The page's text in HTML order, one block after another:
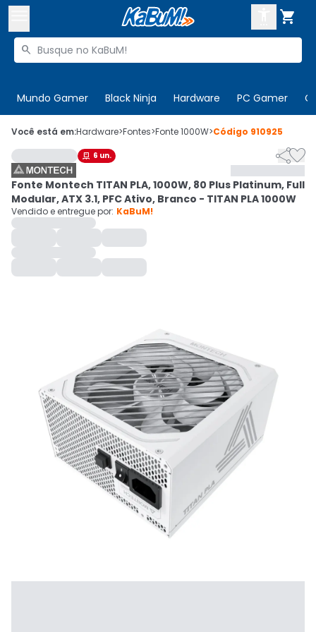

Buscar produtos

Mundo Gamer Black Ninja Hardware PC Gamer
 Olá. Acesse sua conta
 Departamentos
Cupons
Mais Vendidos
Ativar tradutor em libras
CADASTRE-SE
Você está em:Hardware>Fontes>Fonte 1000W>Código 910925
 6 un. 
Fonte Montech TITAN PLA, 1000W, 80 Plus Platinum, Full
Modular, ATX 3.1, PFC Ativo, Branco - TITAN PLA 1000W
Vendido e entregue por: KaBuM!